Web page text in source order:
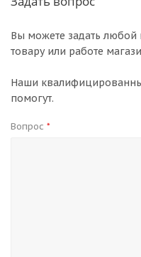
Вы можете задать
товару или работе
Наши
помогут.
Вопрос *